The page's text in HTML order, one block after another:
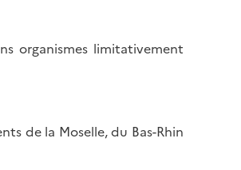
organismes limitativement
de la Moselle, du Bas-Rhin